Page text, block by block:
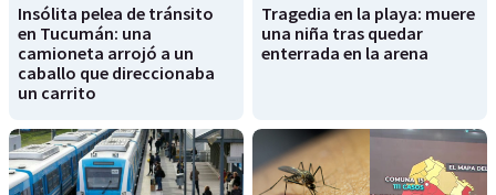
Insólita pelea de tránsito
en Tucumán: una
camioneta arrojó a un
caballo que direccionaba
un carrito
Tragedia en la playa: muere
una niña tras quedar
enterrada en la arena